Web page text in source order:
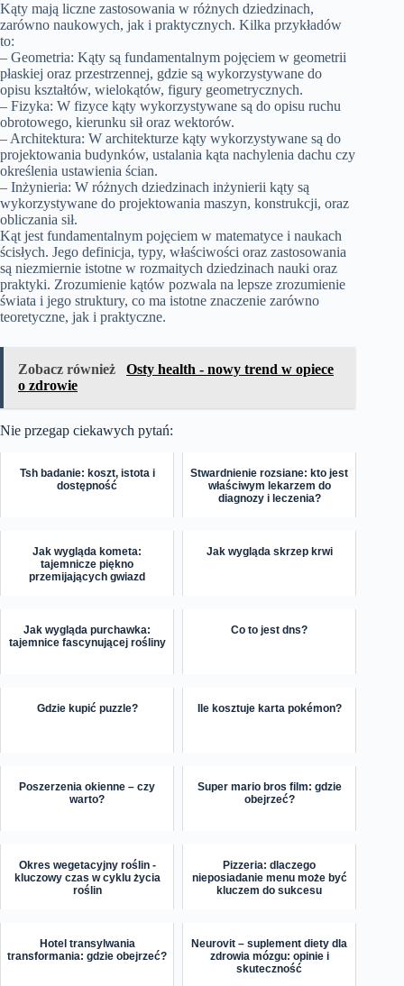
Kąty mają liczne zastosowania w różnych dziedzinach,
zarówno naukowych, jak i praktycznych. Kilka przykładów
to:
– Geometria: Kąty są fundamentalnym pojęciem w geometrii
płaskiej oraz przestrzennej, gdzie są wykorzystywane do
opisu kształtów, wielokątów, figury geometrycznych.
– Fizyka: W fizyce kąty wykorzystywane są do opisu ruchu
obrotowego, kierunku sił oraz wektorów.
– Architektura: W architekturze kąty wykorzystywane są do
projektowania budynków, ustalania kąta nachylenia dachu czy
określenia ustawienia ścian.
– Inżynieria: W różnych dziedzinach inżynierii kąty są
wykorzystywane do projektowania maszyn, konstrukcji, oraz
obliczania sił.
Kąt jest fundamentalnym pojęciem w matematyce i naukach
ścisłych. Jego definicja, typy, właściwości oraz zastosowania
są niezmiernie istotne w rozmaitych dziedzinach nauki oraz
praktyki. Zrozumienie kątów pozwala na lepsze zrozumienie
świata i jego struktury, co ma istotne znaczenie zarówno
teoretyczne, jak i praktyczne.
Zobacz również
Osty health - nowy trend w opiece
o zdrowie
Nie przegap ciekawych pytań:
Tsh badanie: koszt, istota i
dostępność
Stwardnienie rozsiane: kto jest
właściwym lekarzem do
diagnozy i leczenia?
Jak wygląda kometa:
tajemnicze piękno
przemijających gwiazd
Jak wygląda skrzep krwi
Jak wygląda purchawka:
tajemnice fascynującej rośliny
Co to jest dns?
Gdzie kupić puzzle? Ile kosztuje karta pokémon?
Poszerzenia okienne – czy
warto?
Super mario bros film: gdzie
obejrzeć?
Okres wegetacyjny roślin -
kluczowy czas w cyklu życia
roślin
Pizzeria: dlaczego
nieposiadanie menu może być
kluczem do sukcesu
Hotel transylwania
transformania: gdzie obejrzeć?
Neurovit – suplement diety dla
zdrowia mózgu: opinie i
skuteczność